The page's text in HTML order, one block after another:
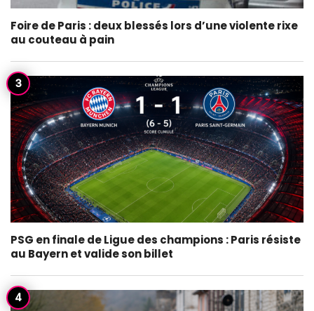
Foire de Paris : deux blessés lors d’une violente rixe
au couteau à pain
PSG en finale de Ligue des champions : Paris résiste
au Bayern et valide son billet